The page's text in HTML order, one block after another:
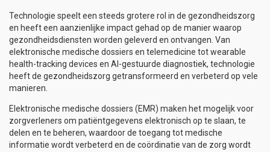
Technologie speelt een steeds grotere rol in de gezondheidszorg
en heeft een aanzienlijke impact gehad op de manier waarop
gezondheidsdiensten worden geleverd en ontvangen. Van
elektronische medische dossiers en telemedicine tot wearable
health-tracking devices en AI-gestuurde diagnostiek, technologie
heeft de gezondheidszorg getransformeerd en verbeterd op vele
manieren.
Elektronische medische dossiers (EMR) maken het mogelijk voor
zorgverleners om patiëntgegevens elektronisch op te slaan, te
delen en te beheren, waardoor de toegang tot medische
informatie wordt verbeterd en de coördinatie van de zorg wordt